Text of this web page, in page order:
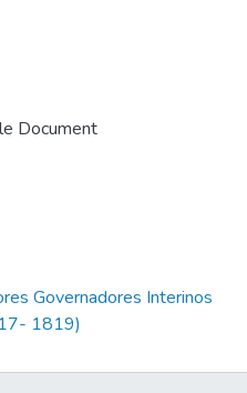
Document
Governadores Interinos
1819)